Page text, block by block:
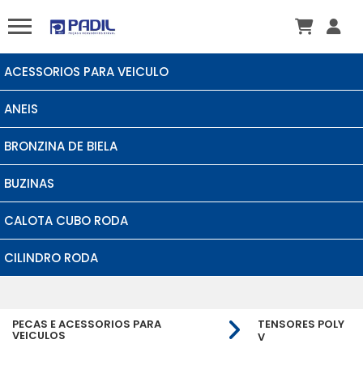
ACESSORIOS PARA VEICULO
ANEIS
BRONZINA DE BIELA
BUZINAS
CALOTA CUBO RODA
CILINDRO RODA
PECAS E ACESSORIOS PARA
VEICULOS
TENSORES POLY
V